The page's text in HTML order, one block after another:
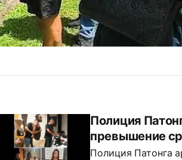
Полиция
превышение
Полиция Патонга